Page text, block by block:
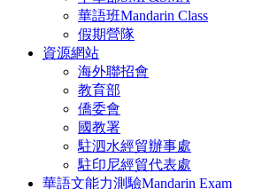
華語班Mandarin Class
假期營隊
資源網站
海外聯招會
教育部
僑委會
國教署
駐泗水經貿辦事處
駐印尼經貿代表處
華語文能力測驗Mandarin Exam